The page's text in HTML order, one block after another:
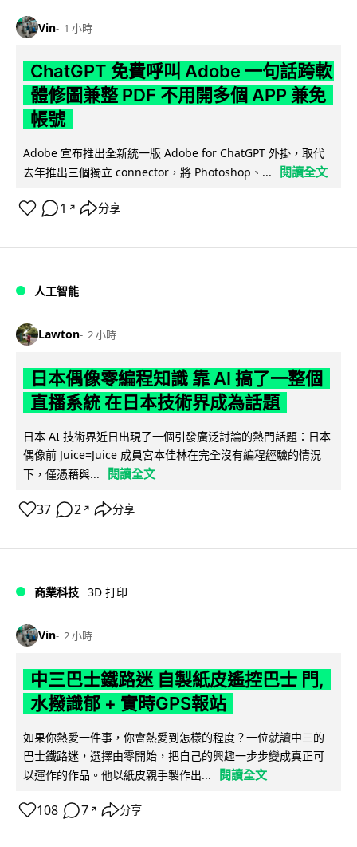
Vin 1 小時
ChatGPT 免費呼叫 Adobe 一句話跨軟
體修圖兼整 PDF 不用開多個 APP 兼免
帳號
Adobe 宣布推出全新統一版 Adobe for ChatGPT 外掛，取代
去年推出三個獨立 connector，將 Photoshop、...
閱讀全文
1 ↗ 分享
人工智能
Lawton 2 小時
日本偶像零編程知識 靠 AI 搞了一整個
直播系統 在日本技術界成為話題
日本 AI 技術界近日出現了一個引發廣泛討論的熱門話題：日本
偶像前 Juice=Juice 成員宮本佳林在完全沒有編程經驗的情況
下，僅憑藉與...
閱讀全文
37 2 ↗ 分享
商業科技 3D 打印
Vin 2 小時
中三巴士鐵路迷 自製紙皮遙控巴士 門,
水撥識郁 + 實時GPS報站
如果你熱愛一件事，你會熱愛到怎樣的程度？一位就讀中三的
巴士鐵路迷，選擇由零開始，把自己的興趣一步步變成真正可
以運作的作品。他以紙皮親手製作出...
閱讀全文
108 7 ↗ 分享